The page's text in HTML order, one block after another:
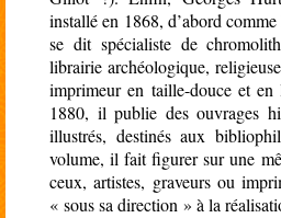
installé en 1868, d’abord
se dit spécialiste de
librairie archéologique,
imprimeur en taille-douce et en
1880, il publie des ouvrages
illustrés, destinés aux
volume, il fait figurer sur une
ceux, artistes, graveurs ou
« sous sa direction » à la